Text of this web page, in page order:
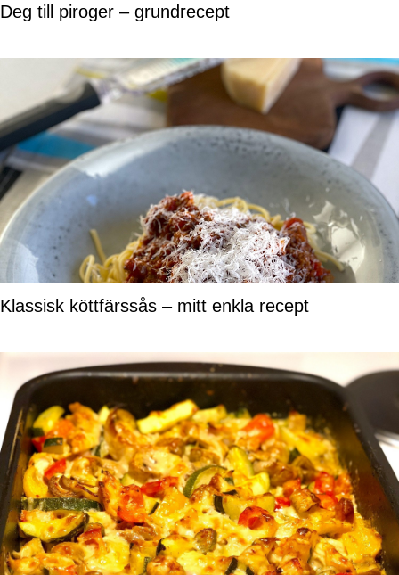
Deg till piroger – grundrecept
Klassisk köttfärssås – mitt enkla recept